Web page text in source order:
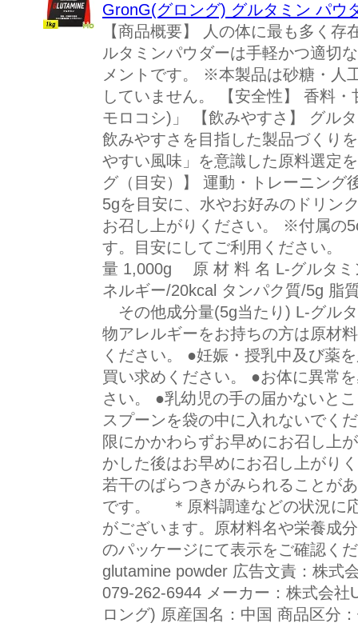
GronG(グロング) グルタミン パウ
【商品概要】 人の体に最も多く
ルタミンパウダーは手軽かつ適切
メントです。 ※本製品は砂糖・人
していません。 【安全性】 香料
モロコシ)」 【飲みやすさ】 グル
飲みやすさを目指した製品づくり
やすい風味」を意識した原料選定
グ（目安）】 運動・トレーニング
5gを目安に、水やお好みのドリン
お召し上がりください。 ※付属の
す。目安にしてご利用ください
量 1,000g 原 材 料 名 L-グルタ
ネルギー/20kcal タンパク質/5g 脂
その他成分量(5g当たり) L-グル
物アレルギーをお持ちの方は原材
ください。 ●妊娠・授乳中及び薬
買い求めください。 ●お体に異常
さい。 ●乳幼児の手の届かないと
スプーンを袋の中に入れないでく
限にかかわらずお早めにお召し上
かした後はお早めにお召し上がり
若干のばらつきがみられることが
です。 ＊原料調達などの状況に
がございます。原材料名や栄養成
のパッケージにて表示をご確認く
glutamine powder 広告文責：株
079-262-6944 メーカー：株式会
ロング) 原産国名：中国 商品区分